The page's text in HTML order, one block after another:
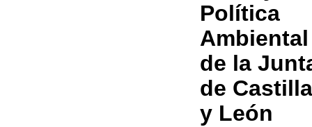
Política
Ambiental
de la
de Castilla
y León